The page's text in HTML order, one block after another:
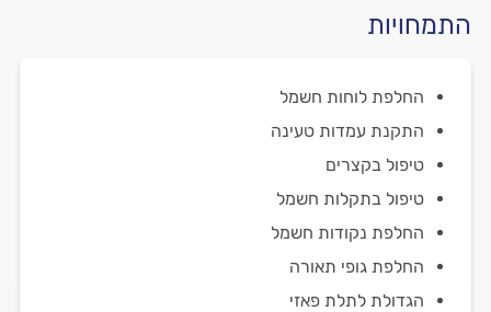
התמחויות
החלפת לוחות חשמל
התקנת עמדות טעינה
טיפול בקצרים
טיפול בתקלות חשמל
החלפת נקודות חשמל
החלפת גופי תאורה
הגדולת לתלת פאזי